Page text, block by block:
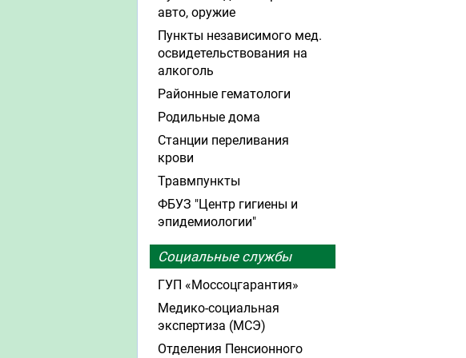
авто, оружие
Пункты независимого мед.
освидетельствования на
алкоголь
Районные гематологи
Родильные дома
Станции переливания
крови
Травмпункты
ФБУЗ "Центр гигиены и
эпидемиологии"
Социальные службы
ГУП «Моссоцгарантия»
Медико-социальная
экспертиза (МСЭ)
Отделения Пенсионного